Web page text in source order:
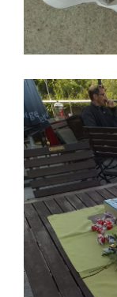
Wiesloch
Dany Events &
Marktplatz